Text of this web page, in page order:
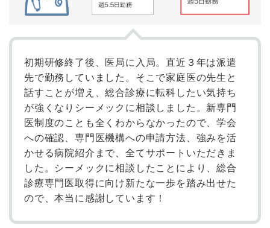
初期研修終了後、医局に入局。直近３年は派遣
先で勤務していました。そこで家庭医の先生と
話すことが増え、総合診療に転科したい気持ち
が強くなりシーメックに相談しました。新専門
医制度のことも全くわからなかったので、学会
への確認、専門医機構への申請方法、強みを活
かせる病院紹介まで、全てサポートいただきま
した。シーメックに相談したことにより、総合
診療専門医取得に向け新たな一歩を踏み出せた
ので、本当に感謝しています！